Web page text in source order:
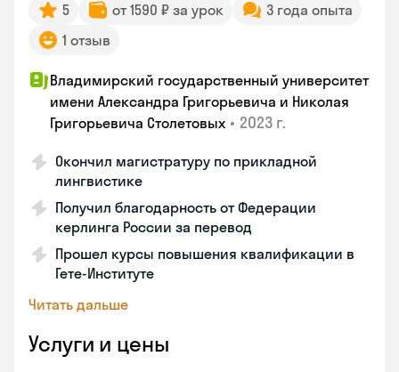
5 от 1590 ₽ за урок
3 года опыта
1 отзыв
Владимирский государственный университет
имени Александра Григорьевича и Николая
Григорьевича Столетовых • 2023 г.
Окончил магистратуру по прикладной
лингвистике
Получил благодарность от Федерации
керлинга России за перевод
Прошел курсы повышения квалификации в
Гете-Институте
Читать дальше
Услуги и цены